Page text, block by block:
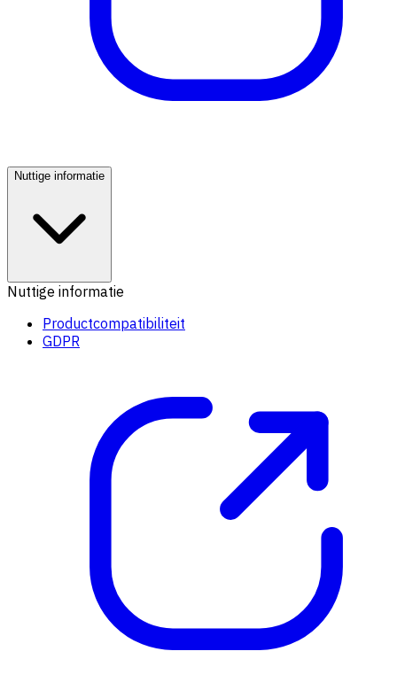
Nuttige informatie
Nuttige informatie
Productcompatibiliteit
GDPR